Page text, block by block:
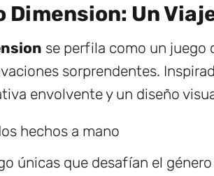
Dimension: Un
se perfila como un juego
sorprendentes.
envolvente y un diseño
hechos a mano
únicas que desafían el género